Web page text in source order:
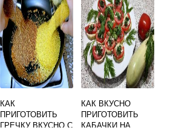
КАК
ПРИГОТОВИТЬ
ГРЕЧКУ ВКУСНО С
КАК ВКУСНО
ПРИГОТОВИТЬ
КАБАЧКИ НА